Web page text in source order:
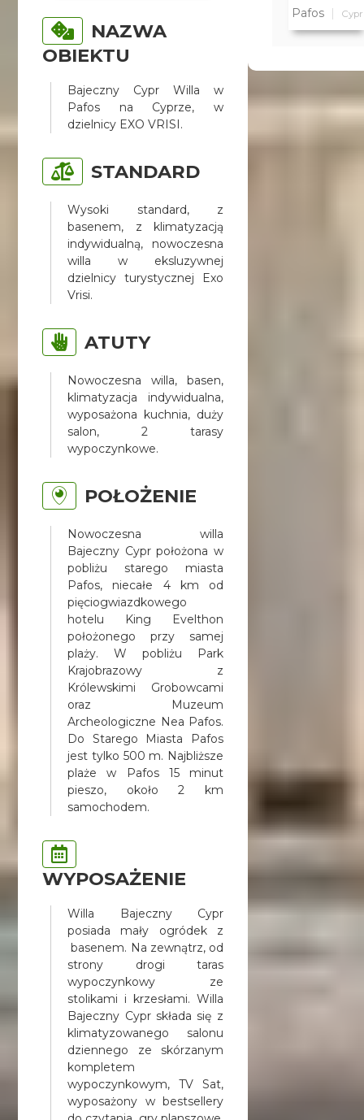
NAZWA
OBIEKTU
Bajeczny Cypr Willa w
Pafos na Cyprze, w
dzielnicy EXO VRISI.
STANDARD
Wysoki standard, z
basenem, z klimatyzacją
indywidualną, nowoczesna
willa w eksluzywnej
dzielnicy turystycznej Exo
Vrisi.
ATUTY
Nowoczesna willa, basen,
klimatyzacja indywidualna,
wyposażona kuchnia, duży
salon, 2 tarasy
wypoczynkowe.
POŁOŻENIE
Nowoczesna willa
Bajeczny Cypr położona w
pobliżu starego miasta
Pafos, niecałe 4 km od
pięciogwiazdkowego
hotelu King Evelthon
położonego przy samej
plaży. W pobliżu Park
Krajobrazowy z
Królewskimi Grobowcami
oraz Muzeum
Archeologiczne Nea Pafos.
Do Starego Miasta Pafos
jest tylko 500 m. Najbliższe
plaże w Pafos 15 minut
pieszo, około 2 km
samochodem.
WYPOSAŻENIE
Willa Bajeczny Cypr
posiada mały ogródek z
basenem. Na zewnątrz, od
strony drogi taras
wypoczynkowy ze
stolikami i krzesłami. Willa
Bajeczny Cypr składa się z
klimatyzowanego salonu
dziennego ze skórzanym
kompletem
wypoczynkowym, TV Sat,
wyposażony w bestsellery
w Pomos
Pafos Cypr